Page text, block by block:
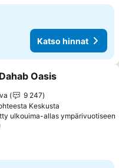
Katso hinnat
suosikkeihin
Oasis
9 247
Keskusta
ulkouima-allas ympärivuotiseen